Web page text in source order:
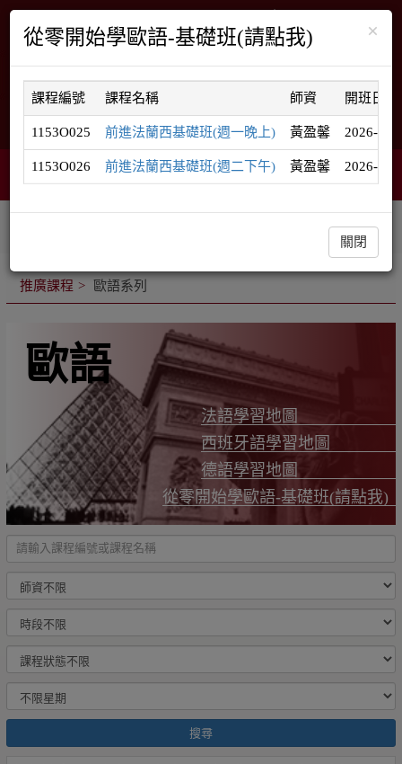
English 網站導覽
網頁選單
購物車
智能客服
學員登入
推廣課程 歐語系列
歐語
法語學習地圖
西班牙語學習地圖
德語學習地圖
從零開始學歐語-基礎班(請點我)
搜尋
×
從零開始學歐語-基礎班(請點我)
課程編號 課程名稱 師資 開班日期
1153O025 前進法蘭西基礎班(週一晚上) 黃盈馨 2026-09-
1153O026 前進法蘭西基礎班(週二下午) 黃盈馨 2026-09-
關閉